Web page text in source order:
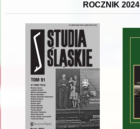
ROCZNIK 2024